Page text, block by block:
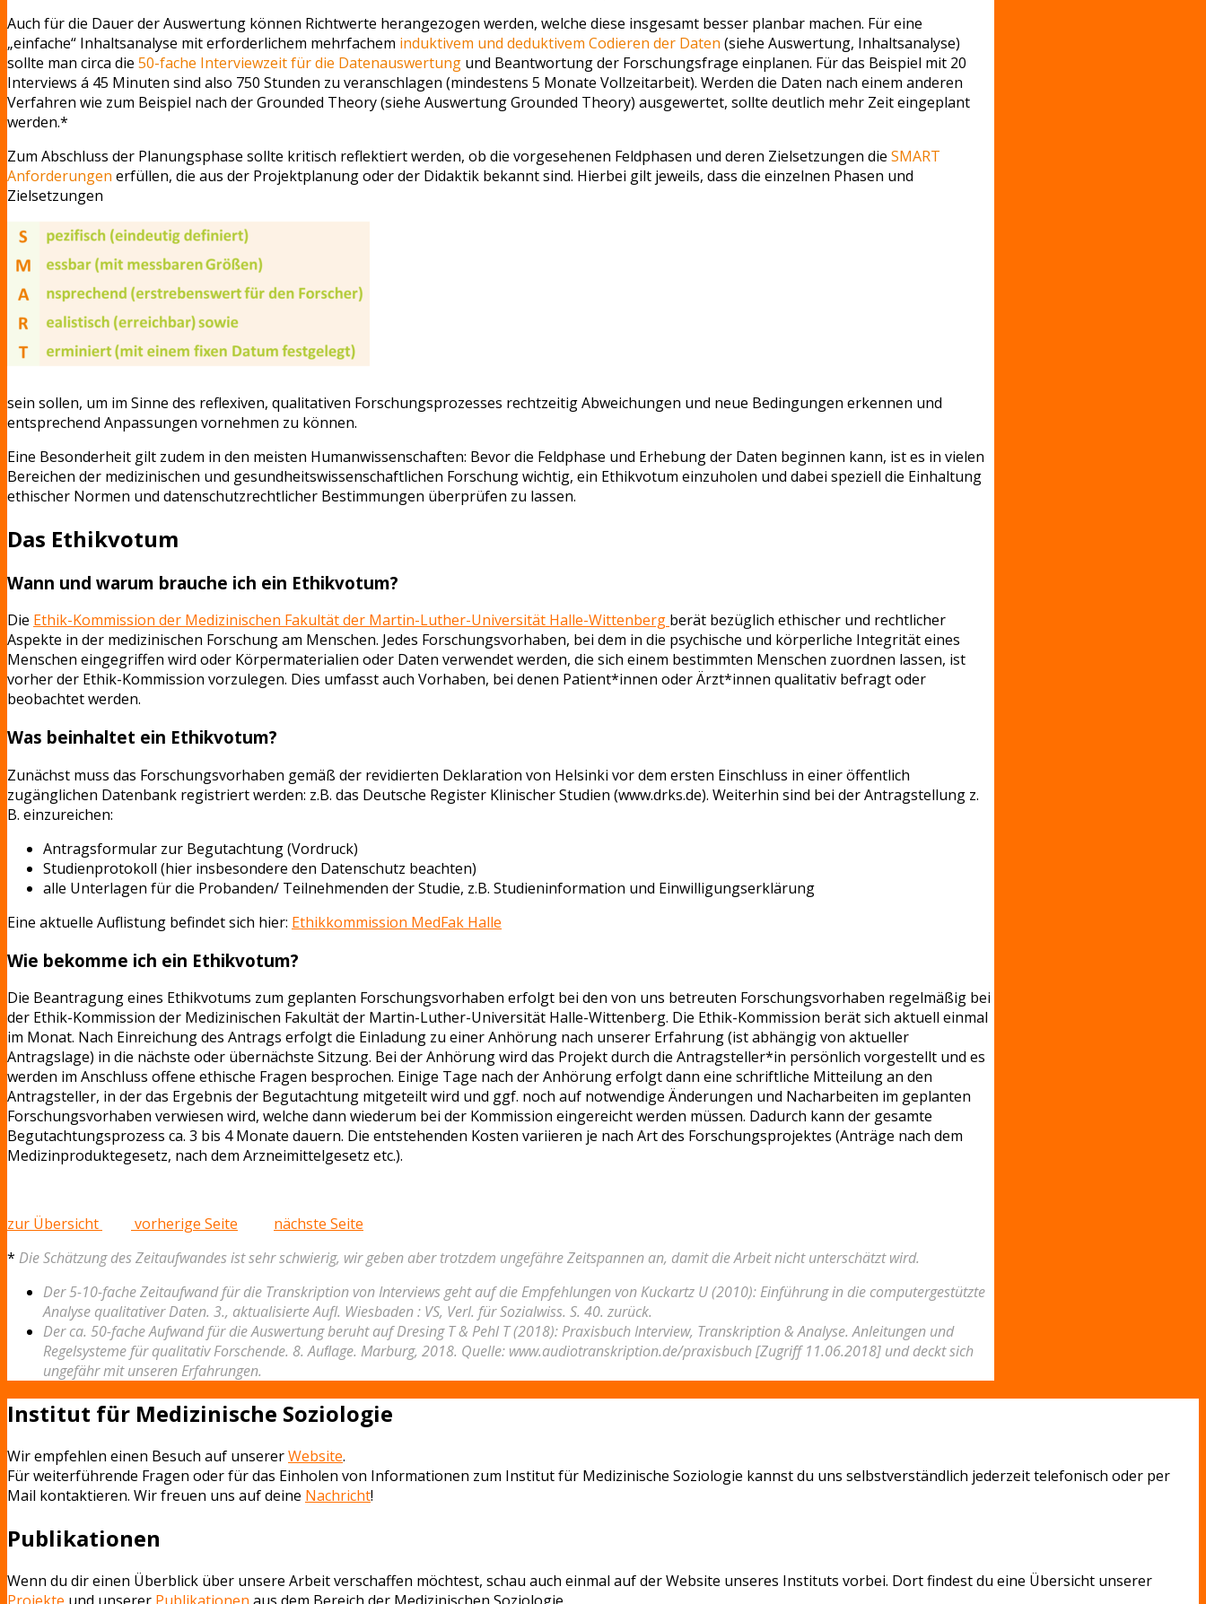
Auch für die Dauer der Auswertung können Richtwerte herangezogen werden, welche diese insgesamt besser planbar machen. Für eine
„einfache“ Inhaltsanalyse mit erforderlichem mehrfachem induktivem und deduktivem Codieren der Daten (siehe Auswertung, Inhaltsanalyse)
sollte man circa die 50-fache Interviewzeit für die Datenauswertung und Beantwortung der Forschungsfrage einplanen. Für das Beispiel mit 20
Interviews á 45 Minuten sind also 750 Stunden zu veranschlagen (mindestens 5 Monate Vollzeitarbeit). Werden die Daten nach einem anderen
Verfahren wie zum Beispiel nach der Grounded Theory (siehe Auswertung Grounded Theory) ausgewertet, sollte deutlich mehr Zeit eingeplant
werden.*
Zum Abschluss der Planungsphase sollte kritisch reflektiert werden, ob die vorgesehenen Feldphasen und deren Zielsetzungen die SMART
Anforderungen erfüllen, die aus der Projektplanung oder der Didaktik bekannt sind. Hierbei gilt jeweils, dass die einzelnen Phasen und
Zielsetzungen
sein sollen, um im Sinne des reflexiven, qualitativen Forschungsprozesses rechtzeitig Abweichungen und neue Bedingungen erkennen und
entsprechend Anpassungen vornehmen zu können.
Eine Besonderheit gilt zudem in den meisten Humanwissenschaften: Bevor die Feldphase und Erhebung der Daten beginnen kann, ist es in vielen
Bereichen der medizinischen und gesundheitswissenschaftlichen Forschung wichtig, ein Ethikvotum einzuholen und dabei speziell die Einhaltung
ethischer Normen und datenschutzrechtlicher Bestimmungen überprüfen zu lassen.
Das Ethikvotum
Wann und warum brauche ich ein Ethikvotum?
Die Ethik-Kommission der Medizinischen Fakultät der Martin-Luther-Universität Halle-Wittenberg berät bezüglich ethischer und rechtlicher
Aspekte in der medizinischen Forschung am Menschen. Jedes Forschungsvorhaben, bei dem in die psychische und körperliche Integrität eines
Menschen eingegriffen wird oder Körpermaterialien oder Daten verwendet werden, die sich einem bestimmten Menschen zuordnen lassen, ist
vorher der Ethik-Kommission vorzulegen. Dies umfasst auch Vorhaben, bei denen Patient*innen oder Ärzt*innen qualitativ befragt oder
beobachtet werden.
Was beinhaltet ein Ethikvotum?
Zunächst muss das Forschungsvorhaben gemäß der revidierten Deklaration von Helsinki vor dem ersten Einschluss in einer öffentlich
zugänglichen Datenbank registriert werden: z.B. das Deutsche Register Klinischer Studien (www.drks.de). Weiterhin sind bei der Antragstellung z.
B. einzureichen:
Antragsformular zur Begutachtung (Vordruck)
Studienprotokoll (hier insbesondere den Datenschutz beachten)
alle Unterlagen für die Probanden/ Teilnehmenden der Studie, z.B. Studieninformation und Einwilligungserklärung
Eine aktuelle Auflistung befindet sich hier: Ethikkommission MedFak Halle
Wie bekomme ich ein Ethikvotum?
Die Beantragung eines Ethikvotums zum geplanten Forschungsvorhaben erfolgt bei den von uns betreuten Forschungsvorhaben regelmäßig bei
der Ethik-Kommission der Medizinischen Fakultät der Martin-Luther-Universität Halle-Wittenberg. Die Ethik-Kommission berät sich aktuell einmal
im Monat. Nach Einreichung des Antrags erfolgt die Einladung zu einer Anhörung nach unserer Erfahrung (ist abhängig von aktueller
Antragslage) in die nächste oder übernächste Sitzung. Bei der Anhörung wird das Projekt durch die Antragsteller*in persönlich vorgestellt und es
werden im Anschluss offene ethische Fragen besprochen. Einige Tage nach der Anhörung erfolgt dann eine schriftliche Mitteilung an den
Antragsteller, in der das Ergebnis der Begutachtung mitgeteilt wird und ggf. noch auf notwendige Änderungen und Nacharbeiten im geplanten
Forschungsvorhaben verwiesen wird, welche dann wiederum bei der Kommission eingereicht werden müssen. Dadurch kann der gesamte
Begutachtungsprozess ca. 3 bis 4 Monate dauern. Die entstehenden Kosten variieren je nach Art des Forschungsprojektes (Anträge nach dem
Medizinproduktegesetz, nach dem Arzneimittelgesetz etc.).
zur Übersicht vorherige Seite
nächste Seite
* Die Schätzung des Zeitaufwandes ist sehr schwierig, wir geben aber trotzdem ungefähre Zeitspannen an, damit die Arbeit nicht unterschätzt wird.
Der 5-10-fache Zeitaufwand für die Transkription von Interviews geht auf die Empfehlungen von Kuckartz U (2010): Einführung in die computergestützte
Analyse qualitativer Daten. 3., aktualisierte Aufl. Wiesbaden : VS, Verl. für Sozialwiss. S. 40. zurück.
Der ca. 50-fache Aufwand für die Auswertung beruht auf Dresing T & Pehl T (2018): Praxisbuch Interview, Transkription & Analyse. Anleitungen und
Regelsysteme für qualitativ Forschende. 8. Auﬂage. Marburg, 2018. Quelle: www.audiotranskription.de/praxisbuch [Zugriff 11.06.2018] und deckt sich
ungefähr mit unseren Erfahrungen.
Institut für Medizinische Soziologie
Wir empfehlen einen Besuch auf unsererWebsite.
Für weiterführende Fragen oder für das Einholen von Informationen zum Institut für Medizinische Soziologie kannst du uns selbstverständlich jederzeit telefonisch oder per
Mail kontaktieren. Wir freuen uns auf deine Nachricht!
Publikationen
Wenn du dir einen Überblick über unsere Arbeit verschaffen möchtest, schau auch einmal auf der Website unseres Instituts vorbei. Dort findest du eine Übersicht unserer